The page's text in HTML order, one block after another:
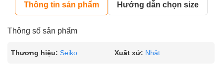
Thông tin sản phẩm Hướng dẫn chọn size
Thông số sản phẩm
Thương hiệu: Seiko Xuất xứ: Nhật